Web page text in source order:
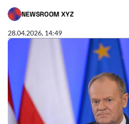
NEWSROOM XYZ
- AUTOR ARTYKUŁU - PROFIL
28.04.2026, 14:49